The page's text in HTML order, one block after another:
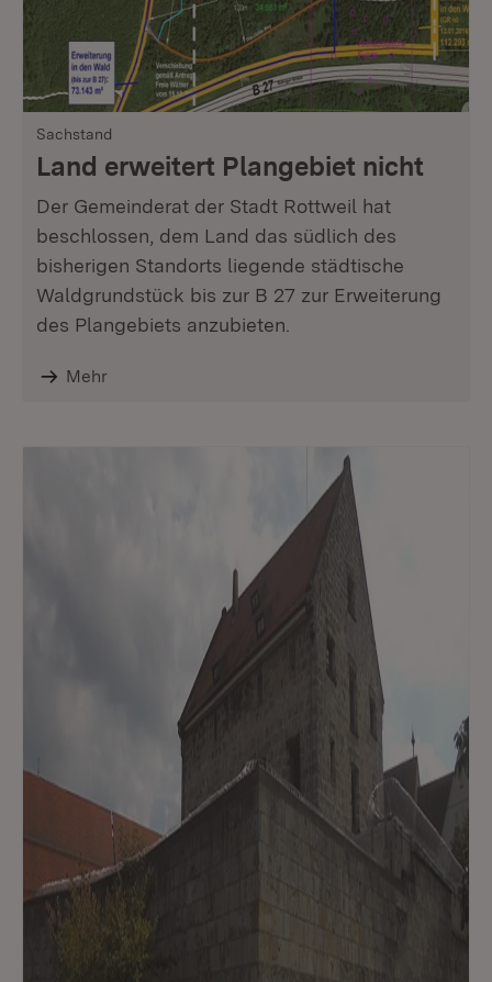
Sachstand
Land erweitert Plangebiet nicht
Der Gemeinderat der Stadt Rottweil hat
beschlossen, dem Land das südlich des
bisherigen Standorts liegende städtische
Waldgrundstück bis zur B 27 zur Erweiterung
des Plangebiets anzubieten.
Mehr